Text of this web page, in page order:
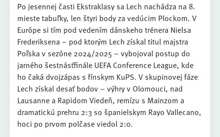
Po jesennej časti Ekstraklasy sa Lech nachádza na 8.
mieste tabuľky, len štyri body za vedúcim Plockom. V
Európe si tím pod vedením dánskeho trénera Nielsa
Frederiksena – pod ktorým Lech získal titul majstra
Poľska v sezóne 2024/2025 – vybojoval postup do
jarného šestnásťfinále UEFA Conference League, kde
ho čaká dvojzápas s fínskym KuPS. V skupinovej fáze
Lech získal desať bodov – výhry v Olomouci, nad
Lausanne a Rapidom Viedeň, remízu s Mainzom a
dramatickú prehru 2:3 so španielskym Rayo Vallecano,
hoci po prvom polčase viedol 2:0.